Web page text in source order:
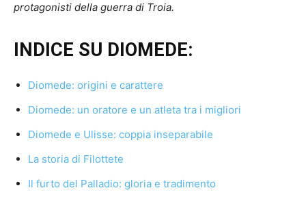
protagonisti della guerra di Troia.
INDICE SU DIOMEDE:
Diomede: origini e carattere
Diomede: un oratore e un atleta tra i migliori
Diomede e Ulisse: coppia inseparabile
La storia di Filottete
Il furto del Palladio: gloria e tradimento